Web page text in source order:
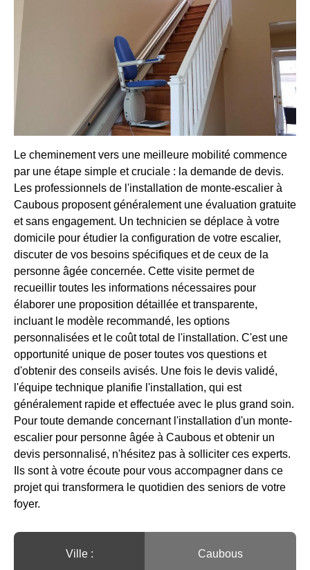
Le cheminement vers une meilleure mobilité commence
par une étape simple et cruciale : la demande de devis.
Les professionnels de l'installation de monte-escalier à
Caubous proposent généralement une évaluation gratuite
et sans engagement. Un technicien se déplace à votre
domicile pour étudier la configuration de votre escalier,
discuter de vos besoins spécifiques et de ceux de la
personne âgée concernée. Cette visite permet de
recueillir toutes les informations nécessaires pour
élaborer une proposition détaillée et transparente,
incluant le modèle recommandé, les options
personnalisées et le coût total de l'installation. C'est une
opportunité unique de poser toutes vos questions et
d'obtenir des conseils avisés. Une fois le devis validé,
l'équipe technique planifie l'installation, qui est
généralement rapide et effectuée avec le plus grand soin.
Pour toute demande concernant l'installation d'un monte-
escalier pour personne âgée à Caubous et obtenir un
devis personnalisé, n'hésitez pas à solliciter ces experts.
Ils sont à votre écoute pour vous accompagner dans ce
projet qui transformera le quotidien des seniors de votre
foyer.
Ville :️ Caubous